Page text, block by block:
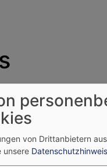
wurde 1898
einem
mit der
von Drittanbietern
unsere